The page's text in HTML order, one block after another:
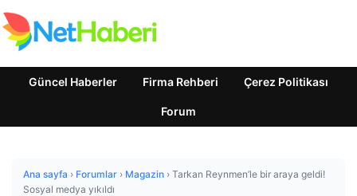
Güncel Haberler Firma Rehberi Çerez Politikası
Forum
Ana sayfa › Forumlar › Magazin › Tarkan Reynmen’le bir araya geldi!
Sosyal medya yıkıldı